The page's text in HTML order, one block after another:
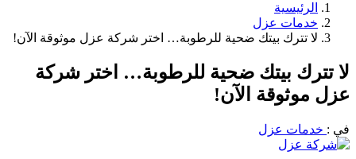
الرئيسية
خدمات عزل
لا تترك بيتك ضحية للرطوبة… اختر شركة عزل موثوقة الآن!
لا تترك بيتك ضحية للرطوبة… اختر شركة
عزل موثوقة الآن!
في : خدمات عزل